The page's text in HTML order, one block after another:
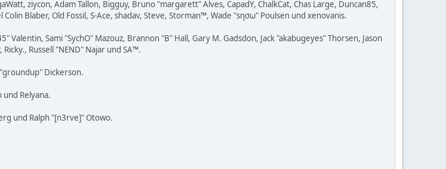
ziycon, Adam Tallon, Bigguy, Bruno "margarett" Alves, CapadY, ChalkCat, Chas Large, Duncan85,
Blaber, Old Fossil, S-Ace, shadav, Steve, Storman™, Wade "sησω" Poulsen und xenovanis.
Sami "SychO" Mazouz, Brannon "B" Hall, Gary M. Gadsdon, Jack "akabugeyes" Thorsen, Jason
Russell "NEND" Najar und SA™.
Dickerson.
Relyana.
und Ralph "[n3rve]" Otowo.